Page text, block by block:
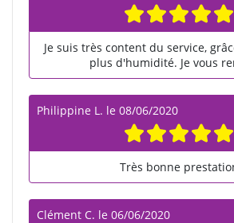
Je suis très content du service,
plus d'humidité. Je vous
Philippine L. le 08/06/2020
Très bonne
Clément C. le 06/06/2020